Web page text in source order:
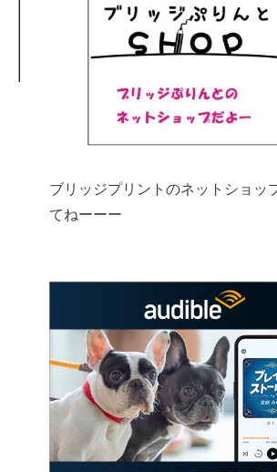
ブリッジプリントのネットショッ
てねーーー